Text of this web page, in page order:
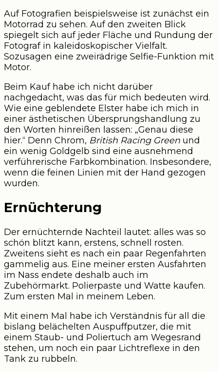
Auf Fotografien beispielsweise ist zunächst ein
Motorrad zu sehen. Auf den zweiten Blick
spiegelt sich auf jeder Fläche und Rundung der
Fotograf in kaleidoskopischer Vielfalt.
Sozusagen eine zweirädrige Selfie-Funktion mit
Motor.
Beim Kauf habe ich nicht darüber
nachgedacht, was das für mich bedeuten wird.
Wie eine geblendete Elster habe ich mich in
einer ästhetischen Übersprungshandlung zu
den Worten hinreißen lassen: „Genau diese
hier.“ Denn Chrom, British Racing Green und
ein wenig Goldgelb sind eine ausnehmend
verführerische Farbkombination. Insbesondere,
wenn die feinen Linien mit der Hand gezogen
wurden.
Ernüchterung
Der ernüchternde Nachteil lautet: alles was so
schön blitzt kann, erstens, schnell rosten.
Zweitens sieht es nach ein paar Regenfahrten
gammelig aus. Eine meiner ersten Ausfahrten
im Nass endete deshalb auch im
Zubehörmarkt. Polierpaste und Watte kaufen.
Zum ersten Mal in meinem Leben.
Mit einem Mal habe ich Verständnis für all die
bislang belächelten Auspuffputzer, die mit
einem Staub- und Poliertuch am Wegesrand
stehen, um noch ein paar Lichtreflexe in den
Tank zu rubbeln.